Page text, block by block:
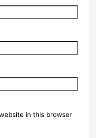
in this browser